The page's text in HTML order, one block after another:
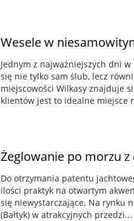
Wesele w
Jednym z najważniejszych dni
się nie tylko sam ślub, lecz
miejscowości Wilkasy znajduje
klientów jest to idealne miejsce
Żeglowanie po morzu
Do otrzymania patentu
ilości praktyk na otwartym
się niewystarczające. Na rynku
(Bałtyk) w atrakcyjnych przedzi...